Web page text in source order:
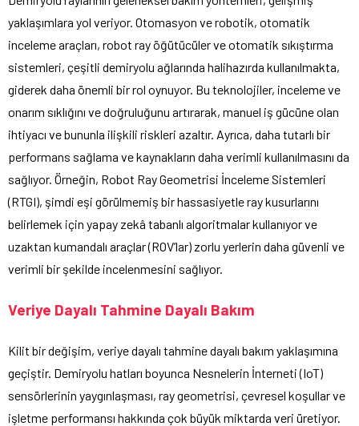
yaklaşımlara yol veriyor. Otomasyon ve robotik, otomatik
inceleme araçları, robot ray öğütücüler ve otomatik sıkıştırma
sistemleri, çeşitli demiryolu ağlarında halihazırda kullanılmakta,
giderek daha önemli bir rol oynuyor. Bu teknolojiler, inceleme ve
onarım sıklığını ve doğruluğunu artırarak, manuel iş gücüne olan
ihtiyacı ve bununla ilişkili riskleri azaltır. Ayrıca, daha tutarlı bir
performans sağlama ve kaynakların daha verimli kullanılmasını da
sağlıyor. Örneğin, Robot Ray Geometrisi İnceleme Sistemleri
(RTGI), şimdi eşi görülmemiş bir hassasiyetle ray kusurlarını
belirlemek için yapay zekâ tabanlı algoritmalar kullanıyor ve
uzaktan kumandalı araçlar (ROV’lar) zorlu yerlerin daha güvenli ve
verimli bir şekilde incelenmesini sağlıyor.
Veriye Dayalı Tahmine Dayalı Bakım
Kilit bir değişim, veriye dayalı tahmine dayalı bakım yaklaşımına
geçiştir. Demiryolu hatları boyunca Nesnelerin İnterneti (IoT)
sensörlerinin yaygınlaşması, ray geometrisi, çevresel koşullar ve
işletme performansı hakkında çok büyük miktarda veri üretiyor.